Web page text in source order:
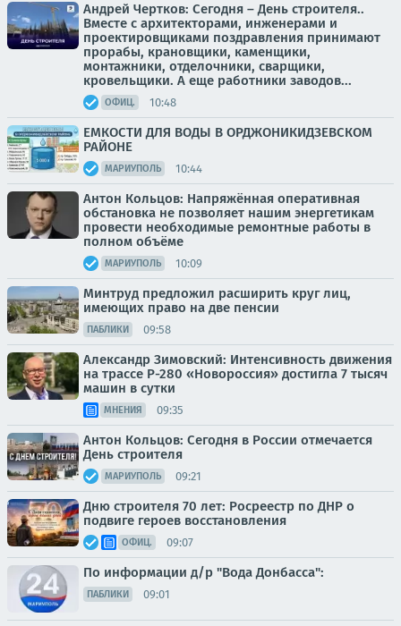
Андрей Чертков: Сегодня – День строителя..
Вместе с архитекторами, инженерами и
проектировщиками поздравления принимают
прорабы, крановщики, каменщики,
монтажники, отделочники, сварщики,
кровельщики. А еще работники заводов...
ОФИЦ. 10:48
ЕМКОСТИ ДЛЯ ВОДЫ В ОРДЖОНИКИДЗЕВСКОМ
РАЙОНЕ
МАРИУПОЛЬ 10:44
Антон Кольцов: Напряжённая оперативная
обстановка не позволяет нашим энергетикам
провести необходимые ремонтные работы в
полном объёме
МАРИУПОЛЬ 10:09
Минтруд предложил расширить круг лиц,
имеющих право на две пенсии
ПАБЛИКИ 09:58
Александр Зимовский: Интенсивность движения
на трассе Р-280 «Новороссия» достигла 7 тысяч
машин в сутки
МНЕНИЯ 09:35
Антон Кольцов: Сегодня в России отмечается
День строителя
МАРИУПОЛЬ 09:21
Дню строителя 70 лет: Росреестр по ДНР о
подвиге героев восстановления
ОФИЦ. 09:07
По информации д/р "Вода Донбасса":
ПАБЛИКИ 09:01